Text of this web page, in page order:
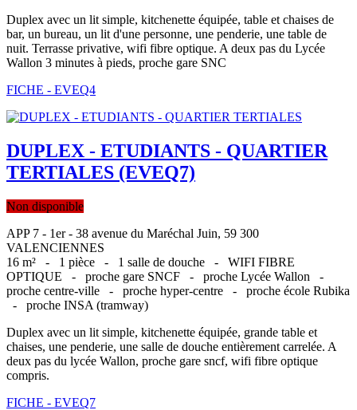
Duplex avec un lit simple, kitchenette équipée, table et chaises de
bar, un bureau, un lit d'une personne, une penderie, une table de
nuit. Terrasse privative, wifi fibre optique. A deux pas du Lycée
Wallon 3 minutes à pieds, proche gare SNC
FICHE - EVEQ4
DUPLEX - ETUDIANTS - QUARTIER
TERTIALES (EVEQ7)
Non disponible
APP 7 - 1er - 38 avenue du Maréchal Juin, 59 300
VALENCIENNES
16 m² - 1 pièce - 1 salle de douche - WIFI FIBRE
OPTIQUE - proche gare SNCF - proche Lycée Wallon -
proche centre-ville - proche hyper-centre - proche école Rubika
- proche INSA (tramway)
Duplex avec un lit simple, kitchenette équipée, grande table et
chaises, une penderie, une salle de douche entièrement carrelée. A
deux pas du lycée Wallon, proche gare sncf, wifi fibre optique
compris.
FICHE - EVEQ7